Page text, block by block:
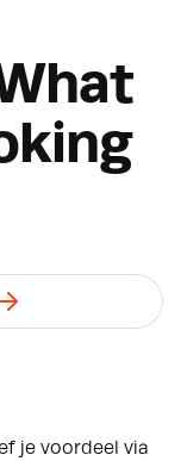
je voordeel via